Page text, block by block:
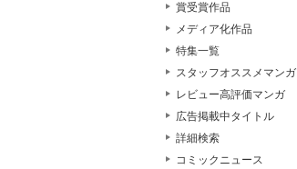
賞受賞作品
メディア化作品
特集一覧
スタッフオススメマンガ
レビュー高評価マンガ
広告掲載中タイトル
詳細検索
コミックニュース